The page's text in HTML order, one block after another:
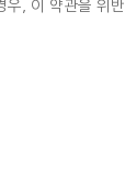
우, 이 약관을 위반